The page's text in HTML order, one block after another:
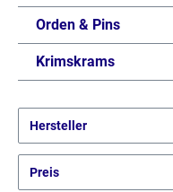
Orden & Pins
Krimskrams
Hersteller
Preis